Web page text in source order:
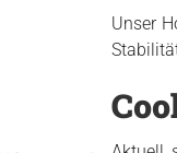
Unser